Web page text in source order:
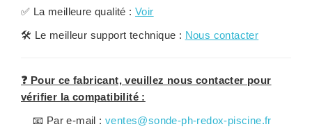
✅ La meilleure qualité : Voir
🛠️ Le meilleur support technique : Nous contacter
❓ Pour ce fabricant, veuillez nous contacter pour
vérifier la compatibilité :
📧 Par e-mail :ventes@sonde-ph-redox-piscine.fr